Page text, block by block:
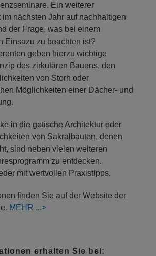
Ein weiterer
nächsten Jahr auf nachhaltigen
der Frage, was bei einem
Einsazu zu beachten ist?
geben hierzu wichtige
des zirkulären Bauens, den
von Storh oder
Möglichkeiten einer Dächer- und
in die gotische Architektur oder
von Sakralbauten, denen
sind neben vielen weiteren
zu entdecken.
mit wertvollen Praxistipps.
finden Sie auf der Website der
MEHR
erhalten Sie bei: